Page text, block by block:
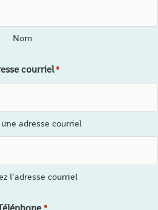
Nom
courriel*
adresse courriel
l’adresse courriel